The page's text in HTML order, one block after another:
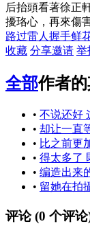
后抬頭看著徐正
擾珞心，再來傷
路过雷人 握手鲜
收藏 分享邀请 举
全部作者
• 不说还好
• 却让一直
• 比之前更
• 得太多了
• 编造出来
• 留她在拍
评论 (0 个评